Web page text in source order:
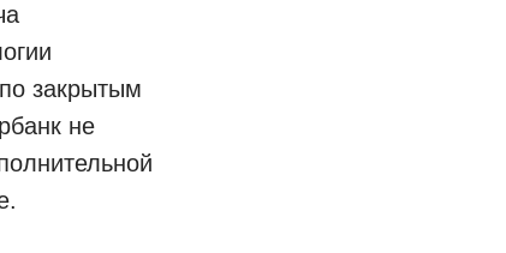
закрытым
не